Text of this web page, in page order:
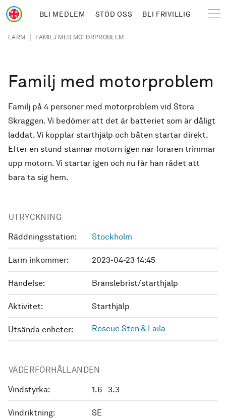
Hoppa till huvudinnehåll
BLI MEDLEM STÖD OSS BLI FRIVILLIG
Länkstig
LARM | FAMILJ MED MOTORPROBLEM
Familj med motorproblem
Familj på 4 personer med motorproblem vid Stora
Skraggen. Vi bedömer att det är batteriet som är dåligt
laddat. Vi kopplar starthjälp och båten startar direkt.
Efter en stund stannar motorn igen när föraren trimmar
upp motorn. Vi startar igen och nu får han rådet att
bara ta sig hem.
UTRYCKNING
Räddningsstation: Stockholm
Larm inkommer: 2023-04-23 14:45
Händelse: Bränslebrist/starthjälp
Aktivitet: Starthjälp
Utsända enheter: Rescue Sten & Laila
VÄDERFÖRHÅLLANDEN
Vindstyrka: 1.6 - 3.3
Vindriktning: SE